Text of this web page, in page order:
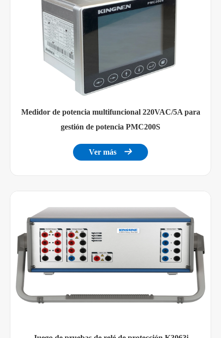
Medidor de potencia multifuncional 220VAC/5A para
gestión de potencia PMC200S
Ver más 